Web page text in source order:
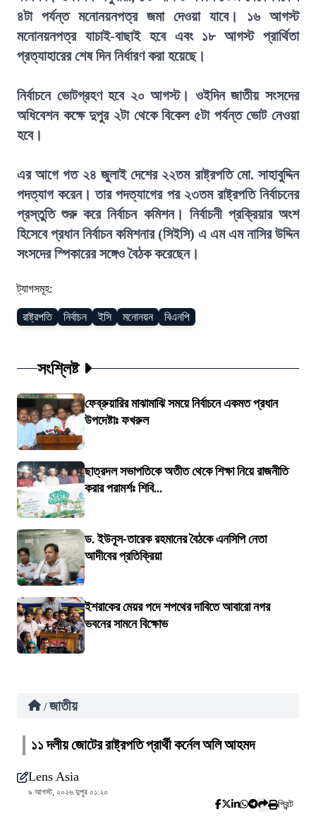
৪টা পর্যন্ত মনোনয়নপত্র জমা দেওয়া যাবে। ১৬ আগস্ট
মনোনয়নপত্র যাচাই-বাছাই হবে এবং ১৮ আগস্ট প্রার্থিতা
প্রত্যাহারের শেষ দিন নির্ধারণ করা হয়েছে।
নির্বাচনে ভোটগ্রহণ হবে ২০ আগস্ট। ওইদিন জাতীয় সংসদের
অধিবেশন কক্ষে দুপুর ২টা থেকে বিকেল ৫টা পর্যন্ত ভোট নেওয়া
হবে।
এর আগে গত ২৪ জুলাই দেশের ২২তম রাষ্ট্রপতি মো. সাহাবুদ্দিন
পদত্যাগ করেন। তার পদত্যাগের পর ২৩তম রাষ্ট্রপতি নির্বাচনের
প্রস্তুতি শুরু করে নির্বাচন কমিশন। নির্বাচনী প্রক্রিয়ার অংশ
হিসেবে প্রধান নির্বাচন কমিশনার (সিইসি) এ এম এম নাসির উদ্দিন
সংসদের স্পিকারের সঙ্গেও বৈঠক করেছেন।
ট্যাগসমূহ:
রাষ্ট্রপতি নির্বাচন ইসি মনোনয়ন বিএনপি
সংশ্লিষ্ট
ফেব্রুয়ারির মাঝামাঝি সময়ে নির্বাচনে একমত প্রধান
উপদেষ্টাঃ ফখরুল
ছাত্রদল সভাপতিকে অতীত থেকে শিক্ষা নিয়ে রাজনীতি
করার পরামর্শঃ শিবি...
ড. ইউনূস-তারেক রহমানের বৈঠকে এনসিপি নেতা
আদীবের প্রতিক্রিয়া
ইশরাকের মেয়র পদে শপথের দাবিতে আবারো নগর
ভবনের সামনে বিক্ষোভ
/ জাতীয়
১১ দলীয় জোটের রাষ্ট্রপতি প্রার্থী কর্নেল অলি আহমদ
Lens Asia
৯ আগস্ট, ২০২৬ দুপুর ০১:২০
প্রিন্ট